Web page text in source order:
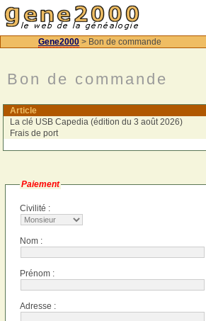
Gene2000 > Bon de commande
Bon de commande
Article
La clé USB Capedia (édition du 3 août 2026)
Frais de port
Paiement
Civilité :
Nom :
Prénom :
Adresse :